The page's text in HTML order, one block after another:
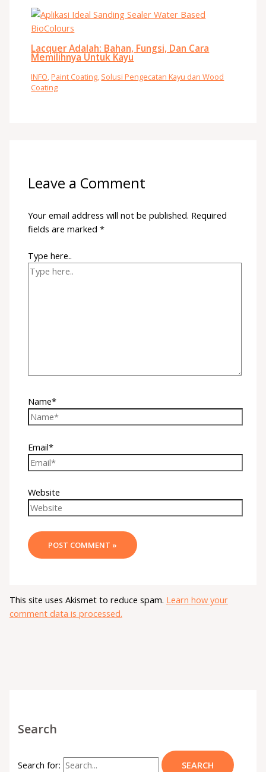
Lacquer Adalah: Bahan, Fungsi, Dan Cara
Memilihnya Untuk Kayu
INFO ,Paint Coating Solusi Pengecatan Kayu dan Wood
Coating
Leave a Comment
Your email address will not be published. Required
fields are marked*
Type here..
Name*
Email*
Website
This site uses Akismet to reduce spam. Learn how your
comment data is processed.
Search
Search for: